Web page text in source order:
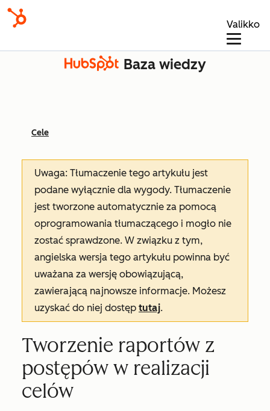
Valikko
Baza wiedzy
Cele
Uwaga: Tłumaczenie tego artykułu jest
podane wyłącznie dla wygody. Tłumaczenie
jest tworzone automatycznie za pomocą
oprogramowania tłumaczącego i mogło nie
zostać sprawdzone. W związku z tym,
angielska wersja tego artykułu powinna być
uważana za wersję obowiązującą,
zawierającą najnowsze informacje. Możesz
uzyskać do niej dostęp tutaj.
Tworzenie raportów z
postępów w realizacji
celów